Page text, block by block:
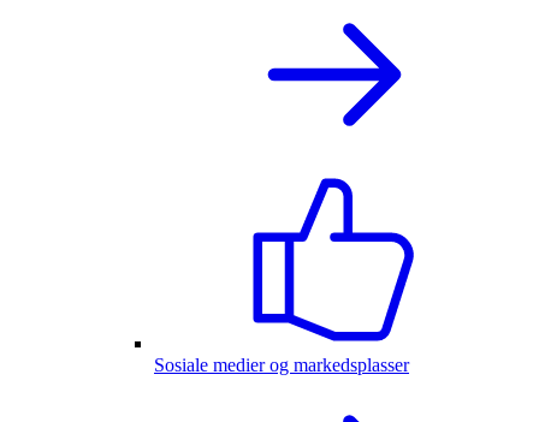
Sosiale medier og markedsplasser